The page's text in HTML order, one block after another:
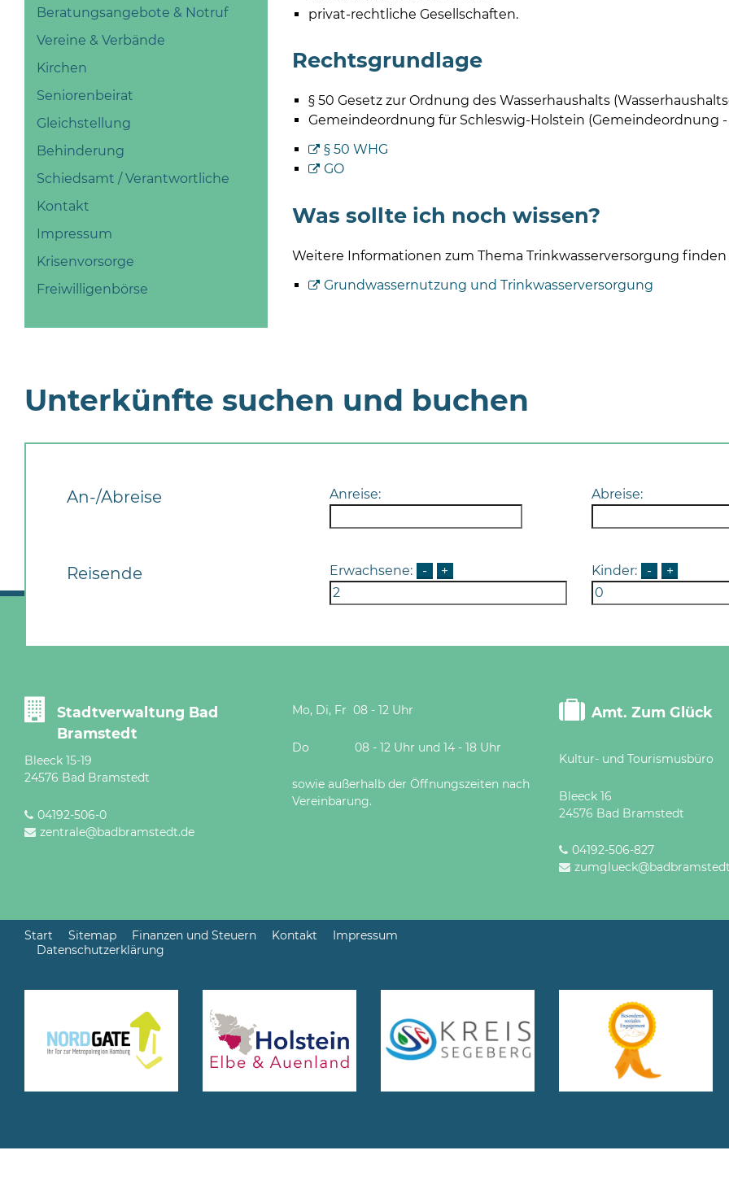
Beratungsangebote & Notruf
Vereine & Verbände
Kirchen
Seniorenbeirat
Gleichstellung
Behinderung
Schiedsamt / Verantwortliche
Kontakt
Impressum
Krisenvorsorge
Freiwilligenbörse
privat-rechtliche Gesellschaften.
Rechtsgrundlage
§ 50 Gesetz zur Ordnung des Wasserhaushalts
Gemeindeordnung für Schleswig-Holstein (Gemeindeordnung -
§ 50 WHG
GO
Was sollte ich noch wissen?
Weitere Informationen zum Thema Trinkwasserversorgung
Grundwassernutzung und Trinkwasserversorgung
Unterkünfte suchen und buchen
An-/Abreise Anreise: Abreise:
Reisende Erwachsene: - + Kinder: - +
Stadtverwaltung Bad
Bramstedt
Bleeck 15-19
24576 Bad Bramstedt
04192-506-0
zentrale@badbramstedt.de
Mo, Di, Fr 08 - 12 Uhr
Do 08 - 12 Uhr und 14 - 18 Uhr
sowie außerhalb der Öffnungszeiten nach
Vereinbarung.
Amt. Zum Glück
Kultur- und Tourismusbüro
Bleeck 16
24576 Bad Bramstedt
04192-506-827
Start Sitemap Finanzen und Steuern Kontakt
Impressum
Datenschutzerklärung